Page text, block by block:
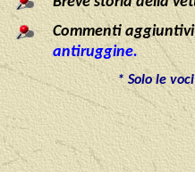
Commenti
antiruggine.
* Solo le